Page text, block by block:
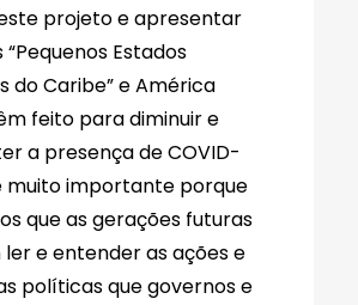
projeto e apresentar
“Pequenos Estados
do Caribe” e América
feito para diminuir e
a presença de COVID-
muito importante porque
que as gerações futuras
ler e entender as ações e
políticas que governos e